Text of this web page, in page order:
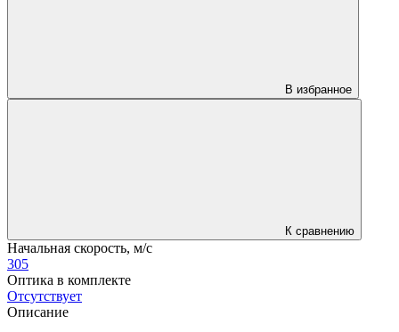
В избранное
К сравнению
Начальная скорость, м/с
305
Оптика в комплекте
Отсутствует
Описание